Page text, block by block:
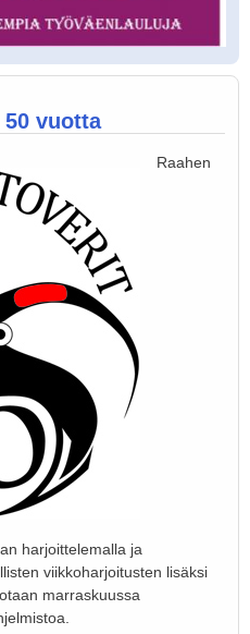
vuotta
Raahen
harjoittelemalla ja
viikkoharjoitusten lisäksi
marraskuussa